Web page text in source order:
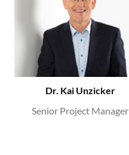
Dr. Kai Unzicker
Senior Project Manager